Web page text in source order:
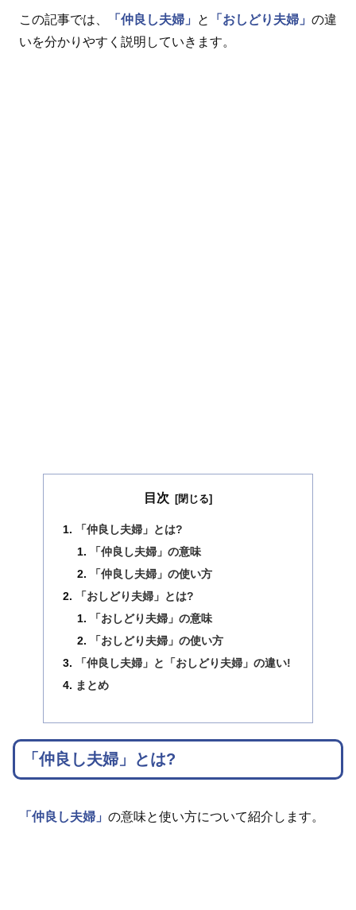
この記事では、 「仲良し夫婦」 と 「おしどり夫婦」 の違
いを分かりやすく説明していきます。
目次
「仲良し夫婦」とは?
「仲良し夫婦」の意味
「仲良し夫婦」の使い方
「おしどり夫婦」とは?
「おしどり夫婦」の意味
「おしどり夫婦」の使い方
「仲良し夫婦」と「おしどり夫婦」の違い!
まとめ
「仲良し夫婦」とは?
「仲良し夫婦」 の意味と使い方について紹介します。